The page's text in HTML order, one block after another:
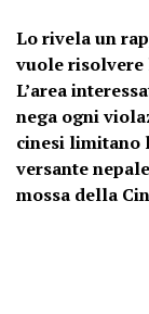
Lo rivela un
vuole risolvere
L’area
nega ogni
cinesi limitano
versante
mossa della